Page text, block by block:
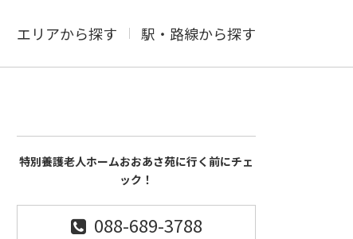
エリアから探す 駅・路線から探す
特別養護老人ホームおおあさ苑に行く前にチェ
ック！
088-689-3788